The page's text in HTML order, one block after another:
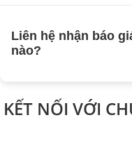
Liên hệ nhận báo
nào?
KẾT NỐI VỚI